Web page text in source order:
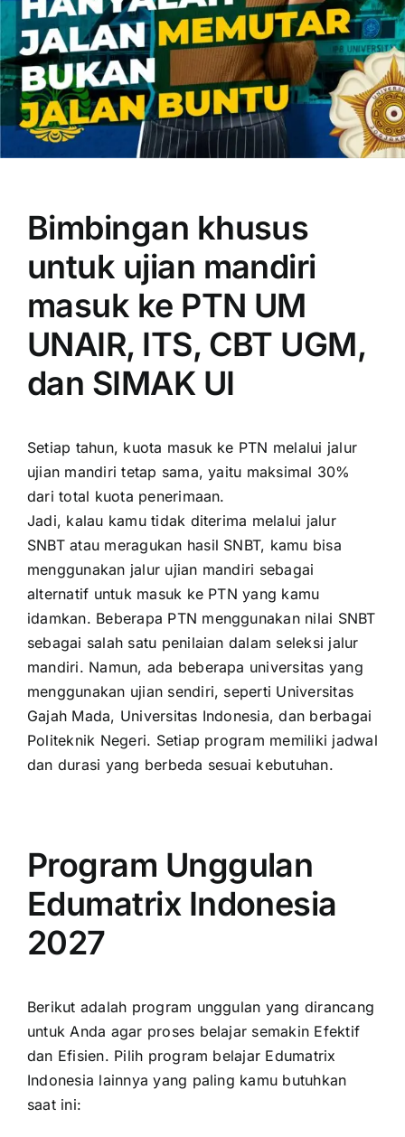
OUR PROGRAM
REGISTRATION
CONTACT US
Bimbingan khusus
untuk ujian mandiri
masuk ke PTN UM
UNAIR, ITS, CBT UGM,
dan SIMAK UI
Setiap tahun, kuota masuk ke PTN melalui jalur
ujian mandiri tetap sama, yaitu maksimal 30%
dari total kuota penerimaan.
Jadi, kalau kamu tidak diterima melalui jalur
SNBT atau meragukan hasil SNBT, kamu bisa
menggunakan jalur ujian mandiri sebagai
alternatif untuk masuk ke PTN yang kamu
idamkan. Beberapa PTN menggunakan nilai SNBT
sebagai salah satu penilaian dalam seleksi jalur
mandiri. Namun, ada beberapa universitas yang
menggunakan ujian sendiri, seperti Universitas
Gajah Mada, Universitas Indonesia, dan berbagai
Politeknik Negeri. Setiap program memiliki jadwal
dan durasi yang berbeda sesuai kebutuhan.
Program Unggulan
Edumatrix Indonesia
2027
Berikut adalah program unggulan yang dirancang
untuk Anda agar proses belajar semakin Efektif
dan Efisien. Pilih program belajar Edumatrix
Indonesia lainnya yang paling kamu butuhkan
saat ini: